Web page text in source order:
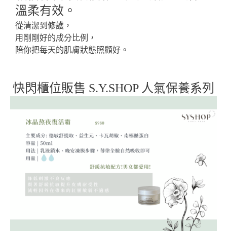
溫柔有效。
從清潔到修護，
用剛剛好的成分比例，
陪你把每天的肌膚狀態照顧好。
快閃櫃位販售 S.Y.SHOP 人氣保養系列